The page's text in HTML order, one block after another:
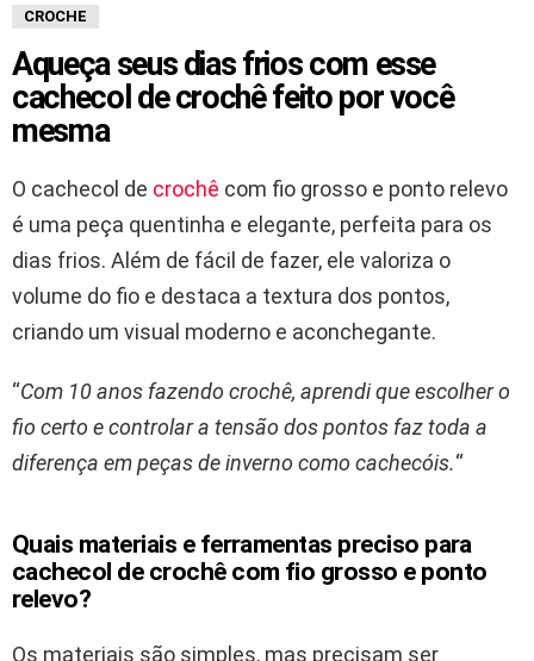
CROCHE
Aqueça seus dias frios com esse
cachecol de crochê feito por você
mesma
O cachecol de crochê com fio grosso e ponto relevo
é uma peça quentinha e elegante, perfeita para os
dias frios. Além de fácil de fazer, ele valoriza o
volume do fio e destaca a textura dos pontos,
criando um visual moderno e aconchegante.
“Com 10 anos fazendo crochê, aprendi que escolher o
fio certo e controlar a tensão dos pontos faz toda a
diferença em peças de inverno como cachecóis.“
Quais materiais e ferramentas preciso para
cachecol de crochê com fio grosso e ponto
relevo?
Os materiais são simples, mas precisam ser